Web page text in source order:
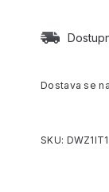
Dostava se
SKU: